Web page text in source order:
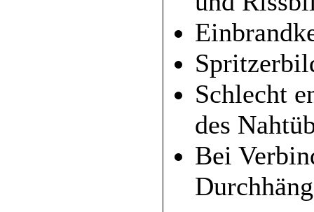
Schlecht
des
Bei